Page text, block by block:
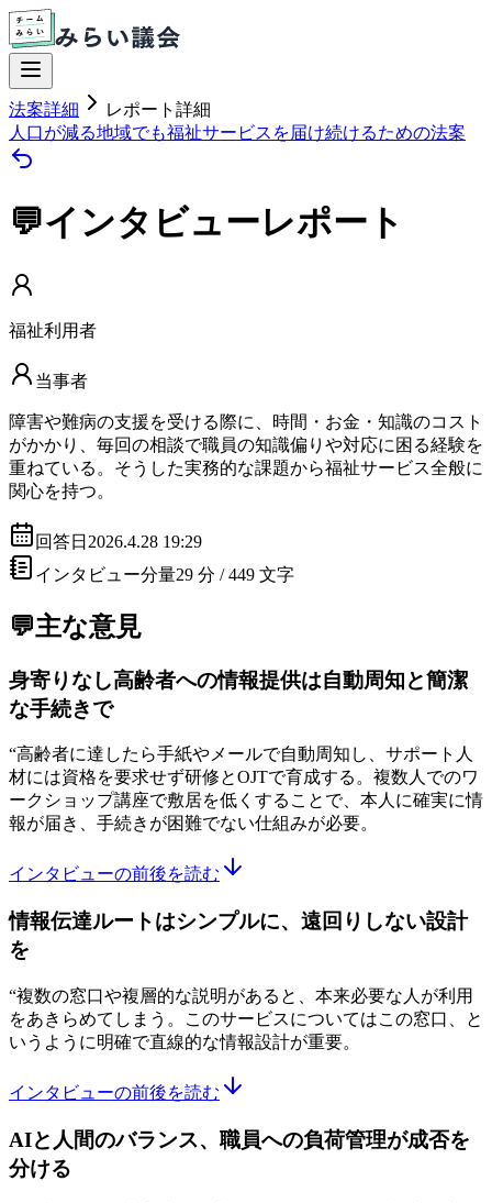
法案詳細
レポート詳細
人口が減る地域でも福祉サービスを届け続けるための法案
💬インタビューレポート
福祉利用者
当事者
障害や難病の支援を受ける際に、時間・お金・知識のコスト
がかかり、毎回の相談で職員の知識偏りや対応に困る経験を
重ねている。そうした実務的な課題から福祉サービス全般に
関心を持つ。
回答日 2026.4.28 19:29
インタビュー分量29 分 /449 文字
💬主な意見
身寄りなし高齢者への情報提供は自動周知と簡潔
な手続きで
“高齢者に達したら手紙やメールで自動周知し、サポート人
材には資格を要求せず研修とOJTで育成する。複数人でのワ
ークショップ講座で敷居を低くすることで、本人に確実に情
報が届き、手続きが困難でない仕組みが必要。
インタビューの前後を読む
情報伝達ルートはシンプルに、遠回りしない設計
を
“複数の窓口や複層的な説明があると、本来必要な人が利用
をあきらめてしまう。このサービスについてはこの窓口、と
いうように明確で直線的な情報設計が重要。
インタビューの前後を読む
AIと人間のバランス、職員への負荷管理が成否を
分ける